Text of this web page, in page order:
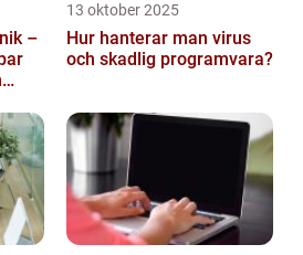
–
13 oktober 2025
Hur hanterar man virus
och skadlig programvara?